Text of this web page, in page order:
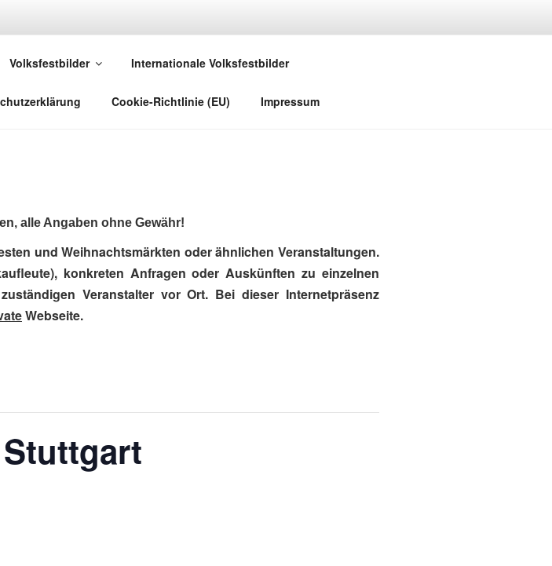
Volksfestbilder Internationale Volksfestbilder
Cookie-Richtlinie (EU) Impressum
alle Angaben ohne Gewähr!
und Weihnachtsmärkten oder ähnlichen Veranstaltungen.
konkreten Anfragen oder Auskünften zu einzelnen
Veranstalter vor Ort. Bei dieser Internetpräsenz
Webseite.